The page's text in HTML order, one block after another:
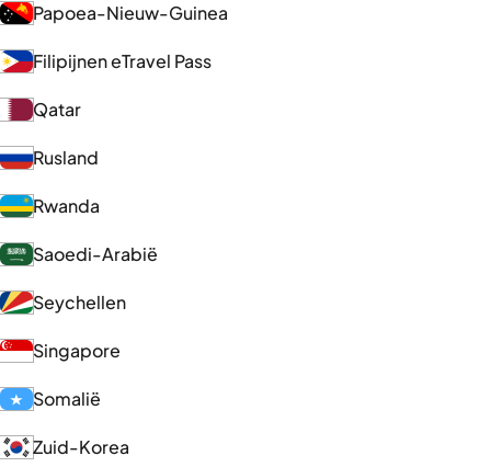
Papoea-Nieuw-Guinea
Filipijnen eTravel Pass
Qatar
Rusland
Rwanda
Saoedi-Arabië
Seychellen
Singapore
Somalië
Zuid-Korea